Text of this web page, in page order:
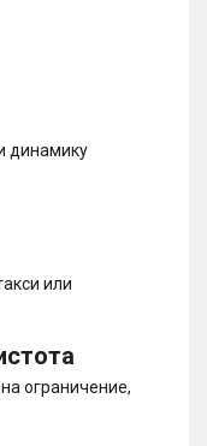
динамику
или
ограничение,